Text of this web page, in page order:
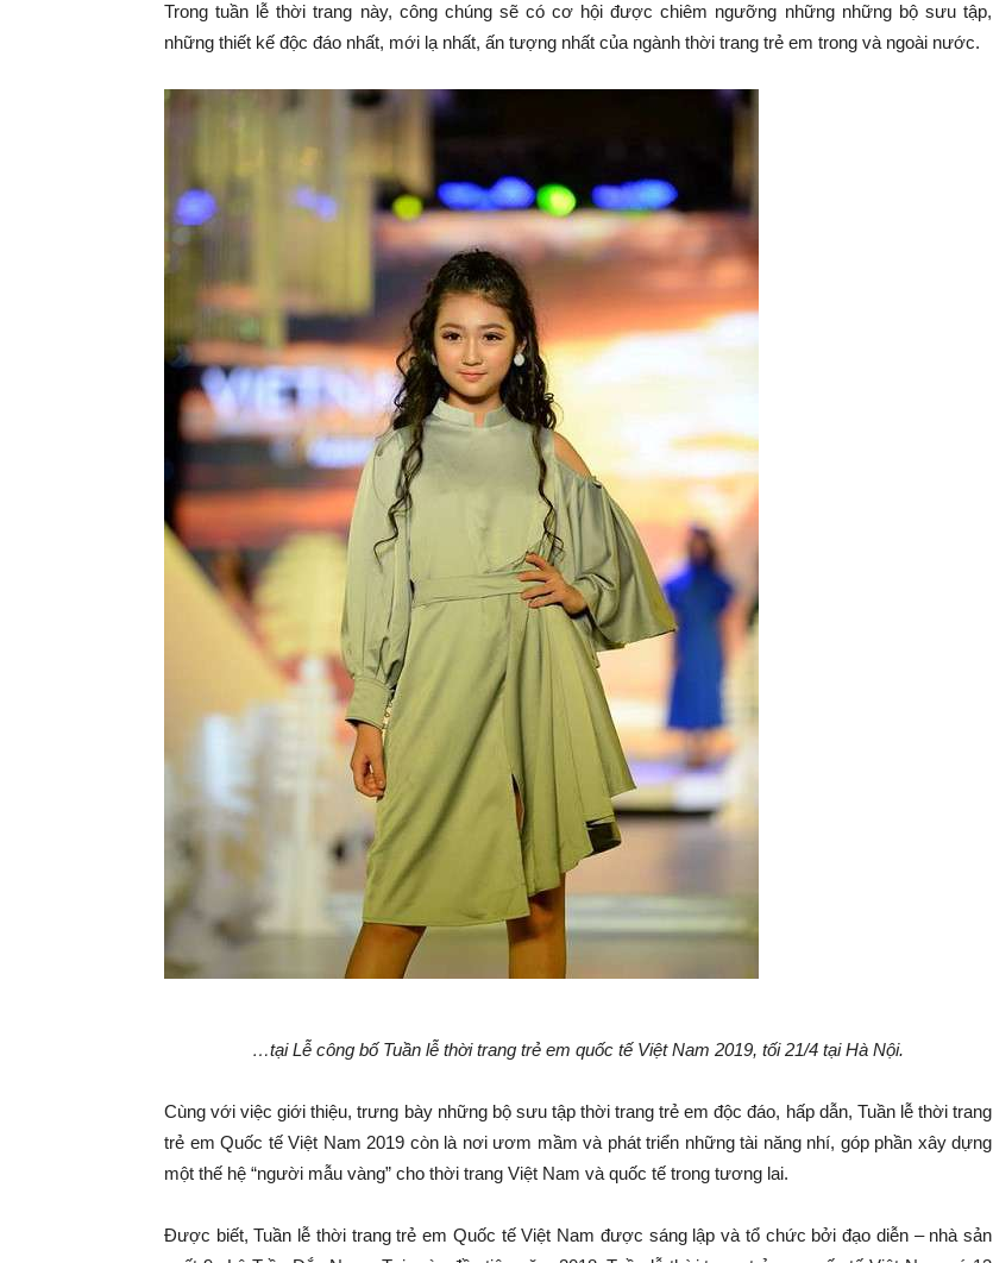
Trong tuần lễ thời trang này, công chúng sẽ có cơ hội được chiêm ngưỡng những những bộ sưu tập,
những thiết kế độc đáo nhất, mới lạ nhất, ấn tượng nhất của ngành thời trang trẻ em trong và ngoài nước.
…tại Lễ công bố Tuần lễ thời trang trẻ em quốc tế Việt Nam 2019, tối 21/4 tại Hà Nội.
Cùng với việc giới thiệu, trưng bày những bộ sưu tập thời trang trẻ em độc đáo, hấp dẫn, Tuần lễ thời trang
trẻ em Quốc tế Việt Nam 2019 còn là nơi ươm mầm và phát triển những tài năng nhí, góp phần xây dựng
một thế hệ “người mẫu vàng” cho thời trang Việt Nam và quốc tế trong tương lai.
Được biết, Tuần lễ thời trang trẻ em Quốc tế Việt Nam được sáng lập và tổ chức bởi đạo diễn – nhà sản